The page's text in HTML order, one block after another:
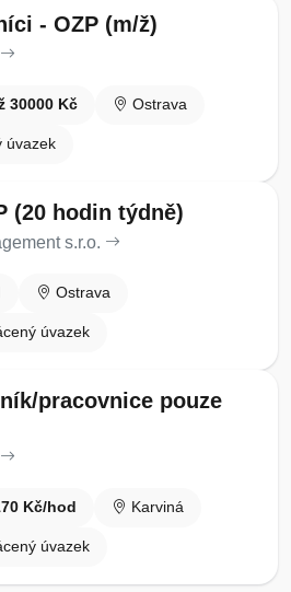
- OZP (m/ž)
30000 Kč Ostrava
úvazek
(20 hodin týdně)
s.r.o.
Ostrava
úvazek
pracovnice pouze
Kč/hod Karviná
úvazek